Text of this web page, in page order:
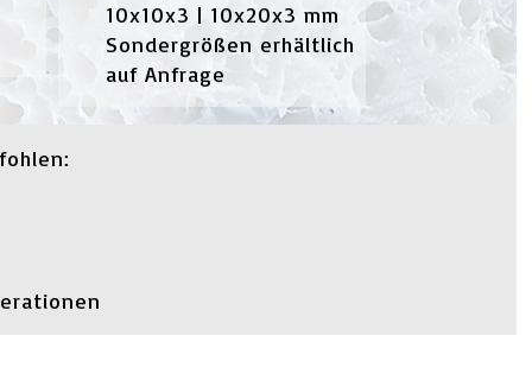
10x10x3 | 10x20x3 mm
Sondergrößen erhältlich
auf Anfrage